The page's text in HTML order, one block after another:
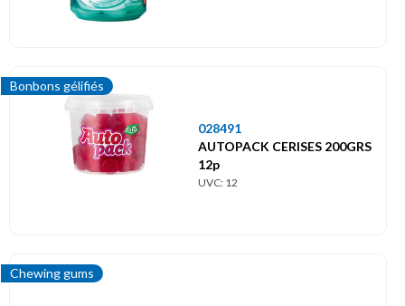
Bonbons gélifiés
028491
AUTOPACK CERISES 200GRS
12p
UVC: 12
Chewing gums